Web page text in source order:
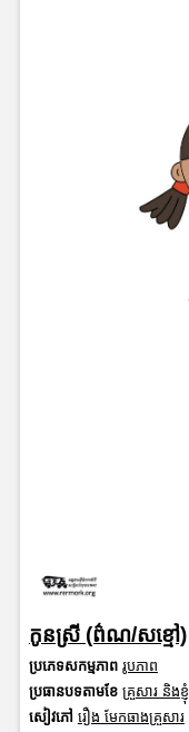
កូនស្រី (ព៌ណ/សខ្មៅ)
ប្រភេទសកម្មភាព រូបភាព
ប្រធានបទតាមខែ គ្រួសារ និងខ្ញុំ
សៀវភៅ រឿង មែកធាងគ្រួសារ